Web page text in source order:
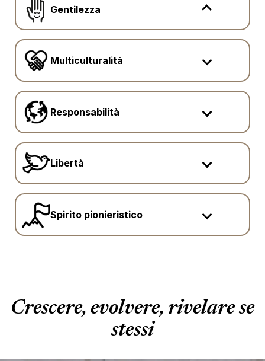
Gentilezza
Multiculturalità
Responsabilità
Libertà
Spirito pionieristico
Crescere, evolvere, rivelare se
stessi